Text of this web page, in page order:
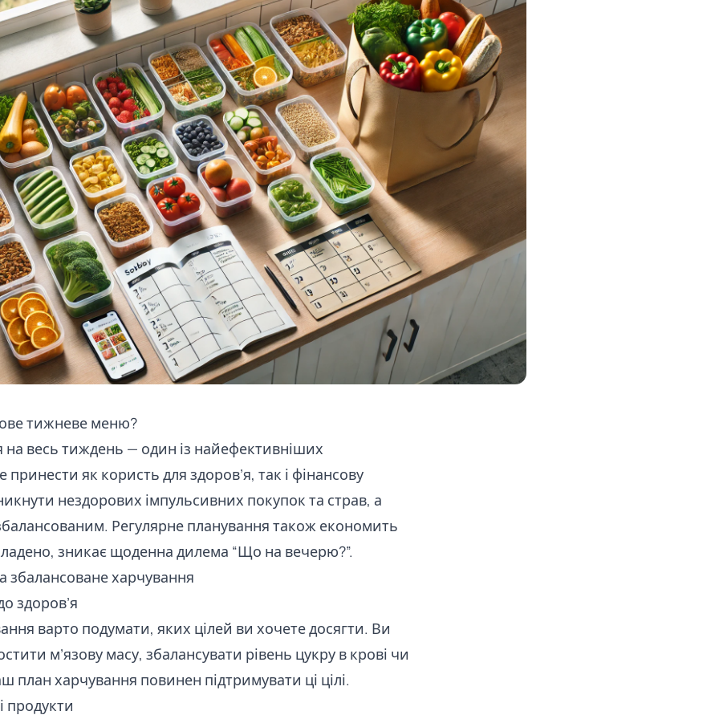
тижневе меню?
весь тиждень — один із найефективніших
як користь для здоров’я, так і фінансову
нездорових імпульсивних покупок та страв, а
Регулярне планування також економить
зникає щоденна дилема “Що на вечерю?”.
збалансоване харчування
здоров’я
варто подумати, яких цілей ви хочете досягти. Ви
м’язову масу, збалансувати рівень цукру в крові чи
план харчування повинен підтримувати ці цілі.
продукти